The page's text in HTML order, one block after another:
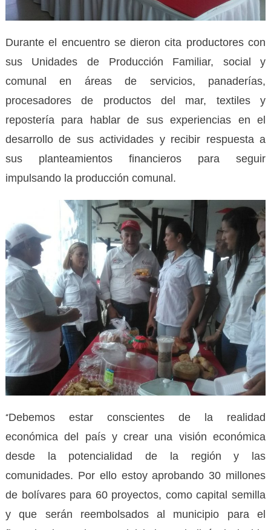
Durante el encuentro se dieron cita productores con
sus Unidades de Producción Familiar, social y
comunal en áreas de servicios, panaderías,
procesadores de productos del mar, textiles y
repostería para hablar de sus experiencias en el
desarrollo de sus actividades y recibir respuesta a
sus planteamientos financieros para seguir
impulsando la producción comunal.
“Debemos estar conscientes de la realidad
económica del país y crear una visión económica
desde la potencialidad de la región y las
comunidades. Por ello estoy aprobando 30 millones
de bolívares para 60 proyectos, como capital semilla
y que serán reembolsados al municipio para el